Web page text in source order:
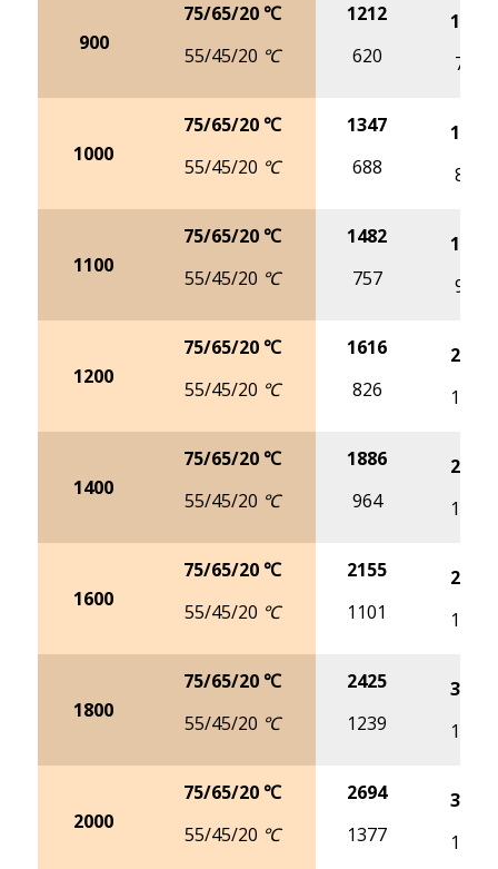
900
75/65/20 ℃
55/45/20 ℃
1212
620
1529
777
1000
75/65/20 ℃
55/45/20 ℃
1347
688
1699
863
1100
75/65/20 ℃
55/45/20 ℃
1482
757
1869
950
1200
75/65/20 ℃
55/45/20 ℃
1616
826
2039
1036
1400
75/65/20 ℃
55/45/20 ℃
1886
964
2379
1209
1600
75/65/20 ℃
55/45/20 ℃
2155
1101
2718
1381
1800
75/65/20 ℃
55/45/20 ℃
2425
1239
3058
1554
2000
75/65/20 ℃
55/45/20 ℃
2694
1377
3398
1726